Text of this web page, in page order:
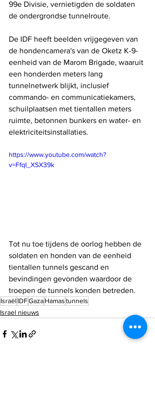
99e Divisie, vernietigden de soldaten
de ondergrondse tunnelroute.
De IDF heeft beelden vrijgegeven van
de hondencamera's van de Oketz K-9-
eenheid van de Marom Brigade, waaruit
een honderden meters lang
tunnelnetwerk blijkt, inclusief
commando- en communicatiekamers,
schuilplaatsen met tientallen meters
ruimte, betonnen bunkers en water- en
elektriciteitsinstallaties.
https://www.youtube.com/watch?
v=FfqI_XSX39k
Tot nu toe tijdens de oorlog hebben de
soldaten en honden van de eenheid
tientallen tunnels gescand en
bevindingen gevonden waardoor de
troepen de tunnels konden betreden.
IsraëlIDFGazaHamastunnels
Israel nieuws